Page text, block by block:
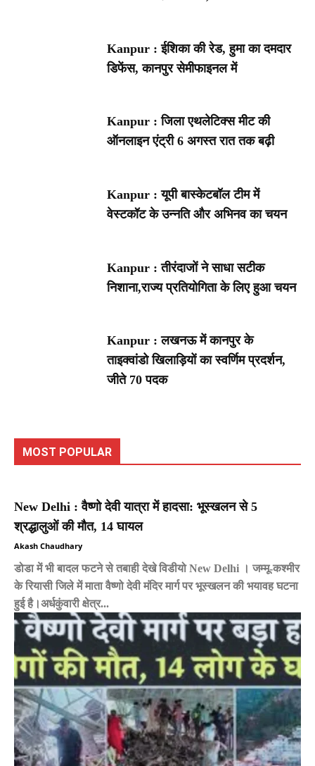
Kanpur : ईशिका की रेड, हुमा का दमदार
डिफेंस, कानपुर सेमीफाइनल में
Kanpur : जिला एथलेटिक्स मीट की
ऑनलाइन एंट्री 6 अगस्त रात तक बढ़ी
Kanpur : यूपी बास्केटबॉल टीम में
वेस्टकॉट के उन्नति और अभिनव का चयन
Kanpur : तीरंदाजों ने साधा सटीक
निशाना,राज्य प्रतियोगिता के लिए हुआ चयन
Kanpur : लखनऊ में कानपुर के
ताइक्वांडो खिलाड़ियों का स्वर्णिम प्रदर्शन,
जीते 70 पदक
MOST POPULAR
New Delhi : वैष्णो देवी यात्रा में हादसा: भूस्खलन से 5
श्रद्धालुओं की मौत, 14 घायल
Akash Chaudhary
डोडा में भी बादल फटने से तबाही देखे विडीयो New Delhi । जम्मू-कश्मीर
के रियासी जिले में माता वैष्णो देवी मंदिर मार्ग पर भूस्खलन की भयावह घटना
हुई है।अर्धकुंवारी क्षेत्र...